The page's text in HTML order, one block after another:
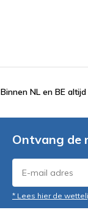
Binnen NL en BE
Ontvang de
* Lees hier de